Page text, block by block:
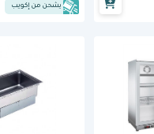
يشحن من إكويب